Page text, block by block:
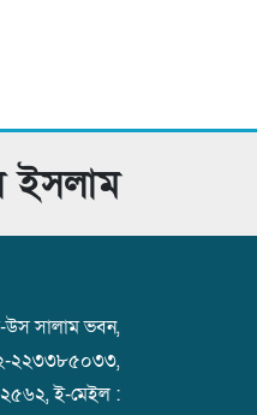
উস সালাম ভবন,
২২৩৩৮৫০৩৩,
ই-মেইল :